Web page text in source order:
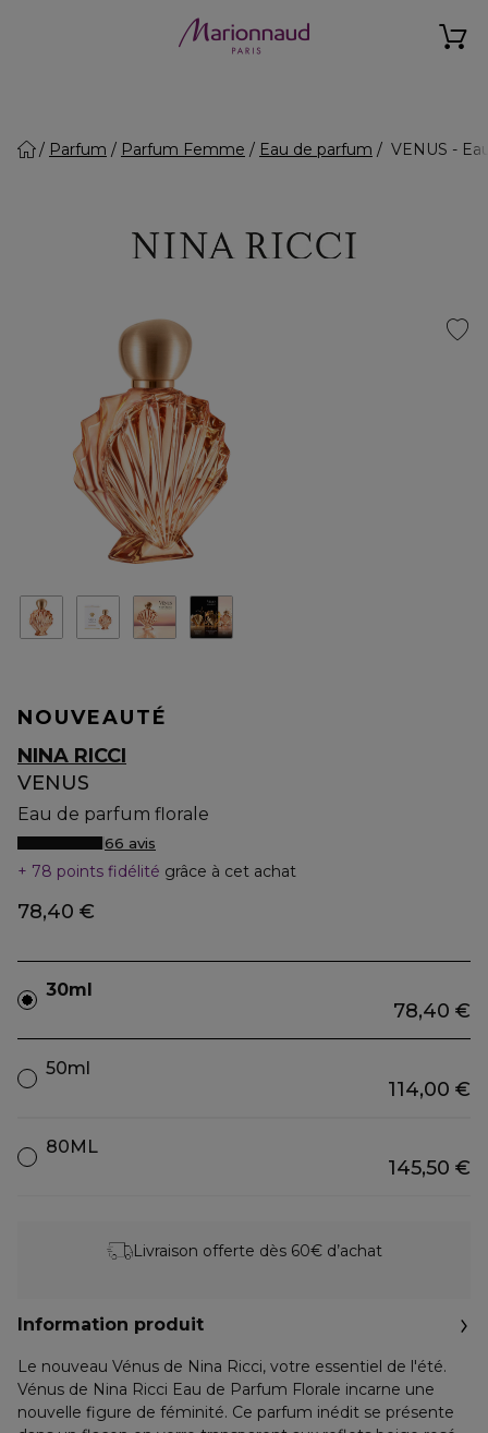
Parfum Parfum Femme Eau de parfum VENUS -
NOUVEAUTÉ
NINA RICCI
VENUS
Eau de parfum florale
66 avis
78 points fidélité grâce à cet achat
78,40 €
30ml
78,40 €
50ml
114,00 €
80ML
145,50 €
Livraison offerte dès 60€ d’achat
Information produit
Le nouveau Vénus de Nina Ricci, votre essentiel de l'été.
Vénus de Nina Ricci Eau de Parfum Florale incarne une
nouvelle figure de féminité. Ce parfum inédit se présente